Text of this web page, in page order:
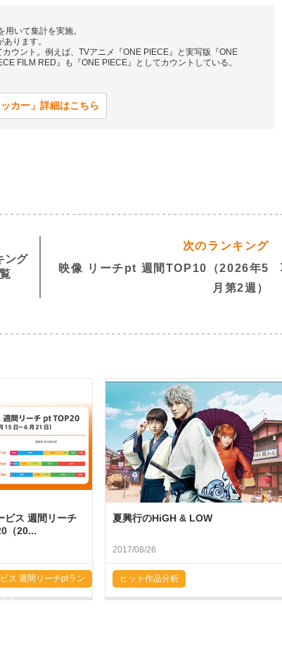
いて集計を実施。
ります。
ウント。例えば、TVアニメ『ONE PIECE』と実写版『ONE
FILM RED』も『ONE PIECE』としてカウントしている。
カー」詳細はこちら
ング
次のランキング
映像 リーチpt 週間TOP10（2026年5
月第2週）
ビス 週間リーチ
（20...
ス 週間リーチptラン
グ
夏興行のHiGH & LOW
2017/08/26
ヒット作品分析